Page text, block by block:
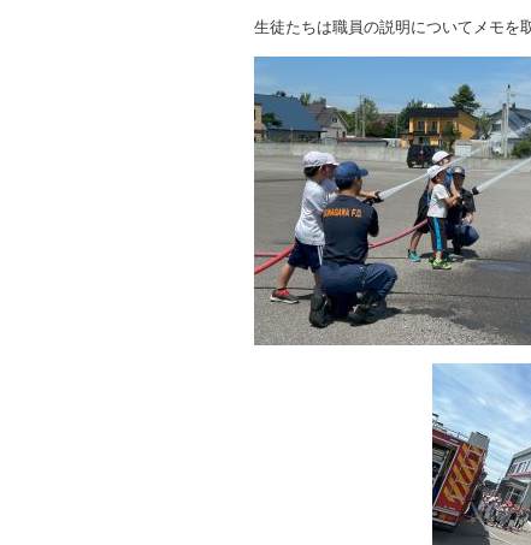
生徒たちは職員の説明についてメモを